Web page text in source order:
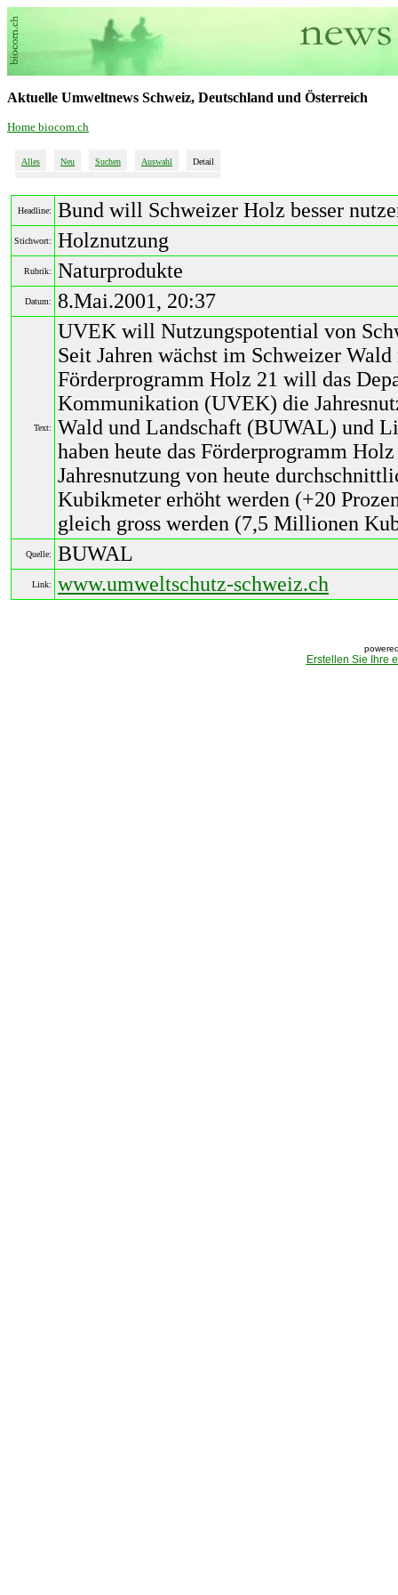
Aktuelle Umweltnews Schweiz, Deutschland und Österreich
Home biocom.ch
Alles Neu Suchen Auswahl Detail
Headline: Bund will Schweizer Holz besser
Stichwort: Holznutzung
Rubrik: Naturprodukte
Datum: 8.Mai.2001, 20:37
Text:
UVEK will Nutzungspotential von
Seit Jahren wächst im Schweizer
Förderprogramm Holz 21 will das
Kommunikation (UVEK) die
Wald und Landschaft (BUWAL) und
haben heute das Förderprogramm
Jahresnutzung von heute
Kubikmeter erhöht werden (+20
gleich gross werden (7,5 Millionen
Quelle: BUWAL
Link: www.umweltschutz-schweiz.ch
Erstellen Sie Ihre